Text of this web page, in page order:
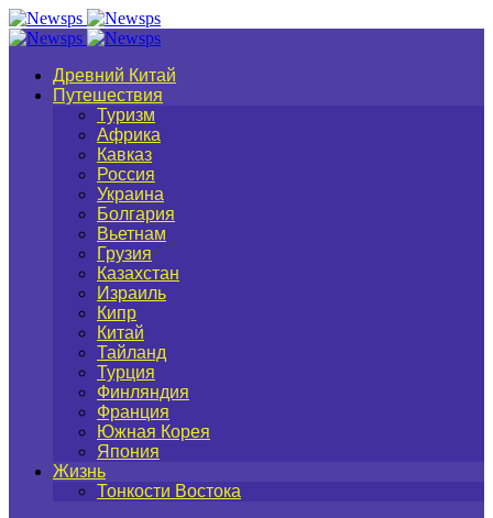
Древний Китай
Путешествия
Туризм
Африка
Кавказ
Россия
Украина
Болгария
Вьетнам
Грузия
Казахстан
Израиль
Кипр
Китай
Тайланд
Турция
Финляндия
Франция
Южная Корея
Япония
Жизнь
Тонкости Востока